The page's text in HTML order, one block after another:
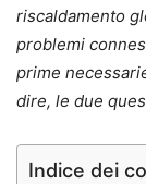
riscaldamento
problemi
prime
dire, le due
Indice dei